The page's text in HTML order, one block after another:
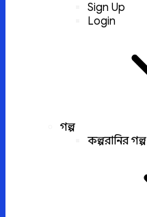
Sign Up
Login
গল্প
কল্পরানির গল্প